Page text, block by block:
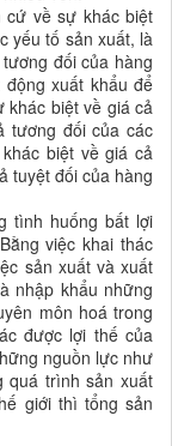
cứ về sự khác biệt
yếu tố sản xuất, là
đối của hàng
xuất khẩu để
khác biệt về giá cả
tương đối của các
biệt về giá cả
tuyệt đối của hàng
tình huống bất lợi
việc khai thác
sản xuất và xuất
nhập khẩu những
môn hoá trong
được lợi thế của
nguồn lực như
quá trình sản xuất
giới thì tổng sản